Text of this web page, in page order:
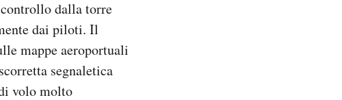
dalla torre
dai piloti. Il
mappe aeroportuali
segnaletica
volo molto